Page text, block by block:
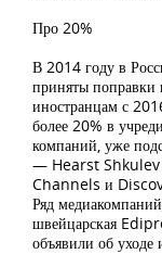
Про 20%
В 2014 году в
приняты
иностранцам с
более 20% в
компаний, уже
— Hearst Shkulev
Channels и
Ряд
швейцарская
объявили об уходе